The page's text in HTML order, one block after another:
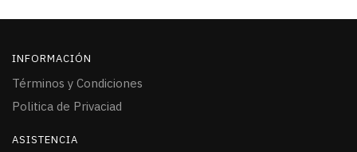
INFORMACIÓN
Términos y Condiciones
Politica de Privaciad
ASISTENCIA